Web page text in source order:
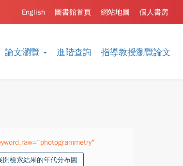
論文瀏覽 進階查詢 指導教授瀏覽論文
個人書房
網站地圖
圖書館首頁
English
開檢索結果的年代分布圖